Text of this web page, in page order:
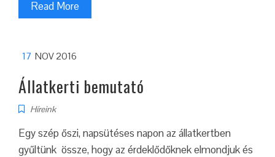
Read More
17 NOV 2016
Állatkerti bemutató
Híreink
Egy szép őszi, napsütéses napon az állatkertben
gyűltünk össze, hogy az érdeklődőknek elmondjuk és